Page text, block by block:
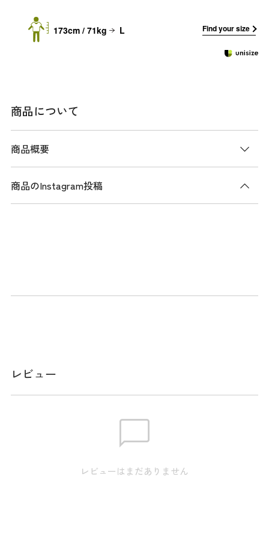
173cm / 71kg L Find your size
商品について
商品概要
商品説明
ムーズな動きをサポートします。ウエストの内側にはゴムを
リ:31.3cm / 膝幅:20.5cm / 股上:24.0cm / 股下:81.0cm 【L】裾
幅:17.0cm / ウエスト:86.0cm / ヒップ:100.0cm / ワタ
商品のInstagram投稿
レビュー
レビューはまだありません